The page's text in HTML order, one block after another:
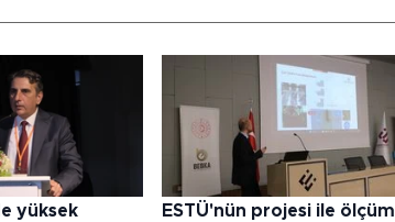
yüksek
ESTÜ'nün projesi ile ölçüm